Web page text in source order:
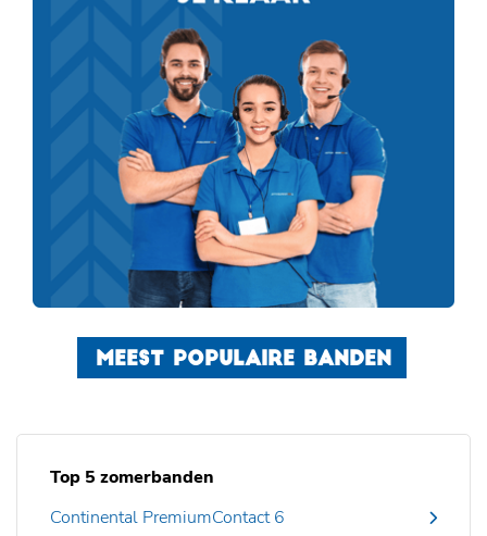
MEEST POPULAIRE BANDEN
Top 5 zomerbanden
Continental PremiumContact 6